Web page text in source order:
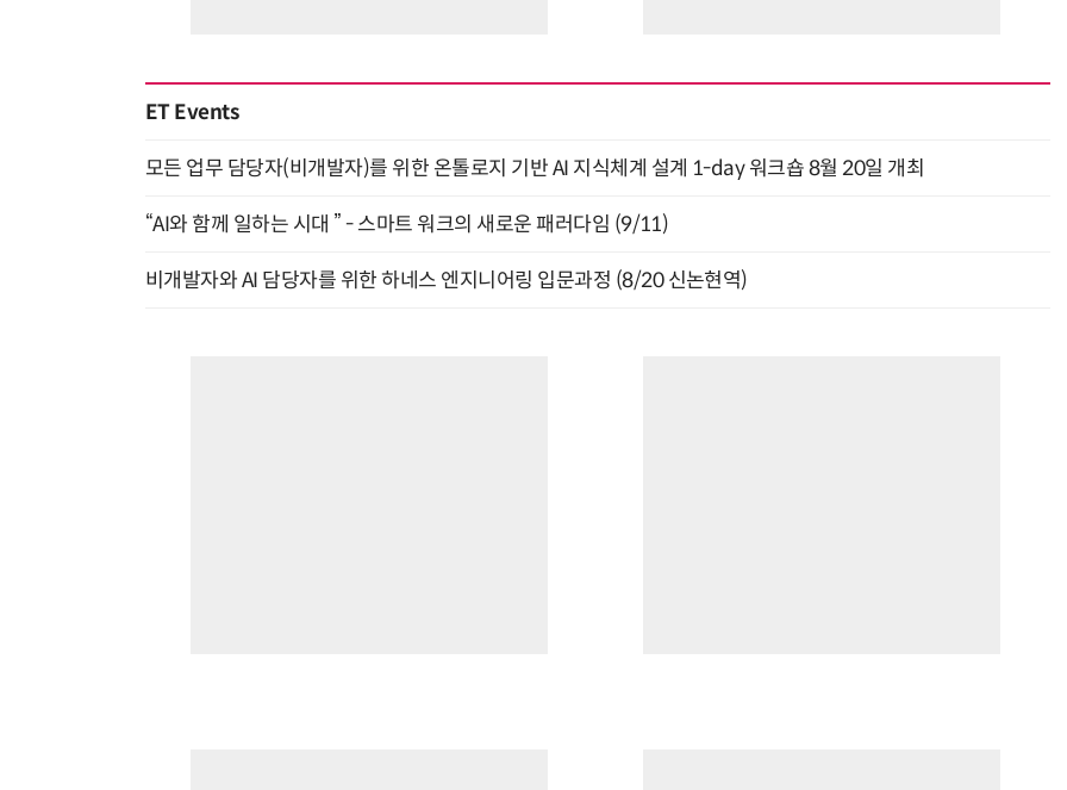
ET Events
모든 업무 담당자(비개발자)를 위한 온톨로지 기반 AI 지식체계 설계 1-day 워크숍 8월 20일 개최
“AI와 함께 일하는 시대 ” - 스마트 워크의 새로운 패러다임 (9/11)
비개발자와 AI 담당자를 위한 하네스 엔지니어링 입문과정 (8/20 신논현역)